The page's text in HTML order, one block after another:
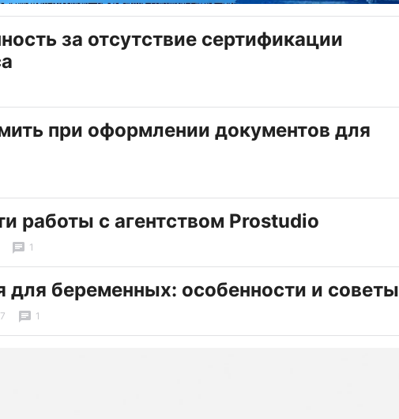
за отсутствие сертификации
при оформлении документов для
работы с агентством Prostudio
1
для беременных: особенности и советы
1